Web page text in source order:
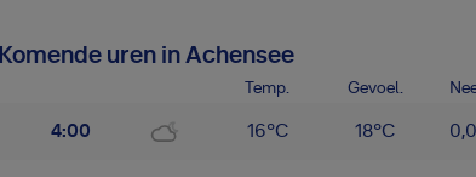
Komende uren in Achensee
Temp. Gevoel.
4:00 16°C 18°C 0,0